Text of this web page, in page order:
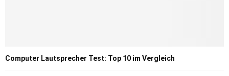
Computer Lautsprecher Test: Top 10 im Vergleich